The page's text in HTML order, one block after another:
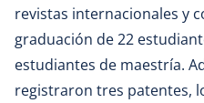
revistas internacionales y
graduación de 22
estudiantes de maestría.
registraron tres patentes,